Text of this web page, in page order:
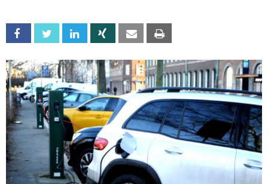
Facebook Twitter Linkedin Xing Email